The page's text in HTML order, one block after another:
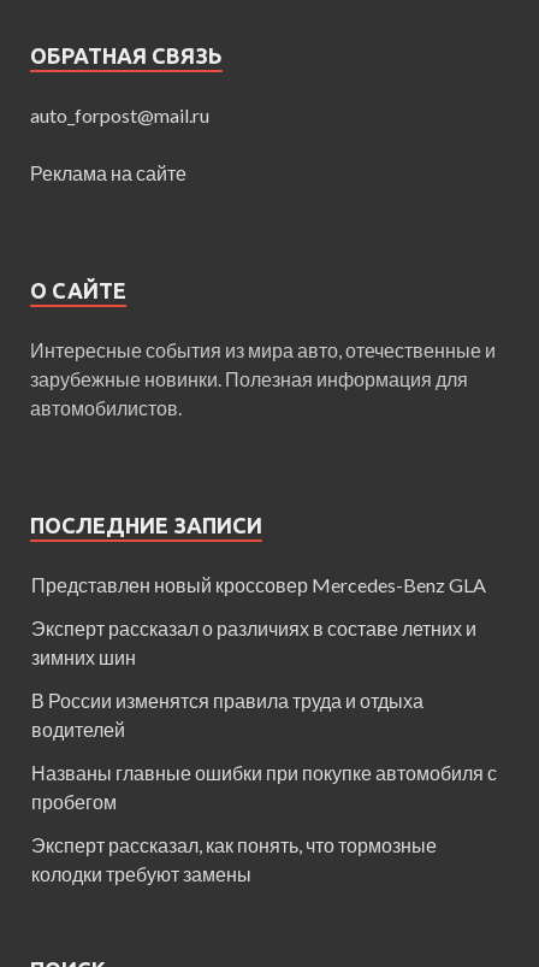
ОБРАТНАЯ СВЯЗЬ
auto_forpost@mail.ru
Реклама на сайте
О САЙТЕ
Интересные события из мира авто, отечественные и
зарубежные новинки. Полезная информация для
автомобилистов.
ПОСЛЕДНИЕ ЗАПИСИ
Представлен новый кроссовер Mercedes-Benz GLA
Эксперт рассказал о различиях в составе летних и
зимних шин
В России изменятся правила труда и отдыха
водителей
Названы главные ошибки при покупке автомобиля с
пробегом
Эксперт рассказал, как понять, что тормозные
колодки требуют замены